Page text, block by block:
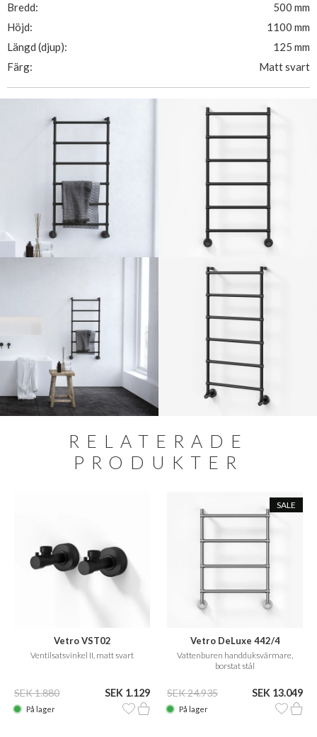
Bredd:
500 mm
Höjd:
1100 mm
Längd (djup):
125 mm
Färg:
Matt svart
RELATERADE
PRODUKTER
Vetro VST02
Ventilsatsvinkel II, matt svart
SEK 1.880 SEK 1.129
På lager
SALE
Vetro DeLuxe 442/4
Vattenburen handduksvärmare,
borstat stål
SEK 24.935 SEK 13.049
På lager